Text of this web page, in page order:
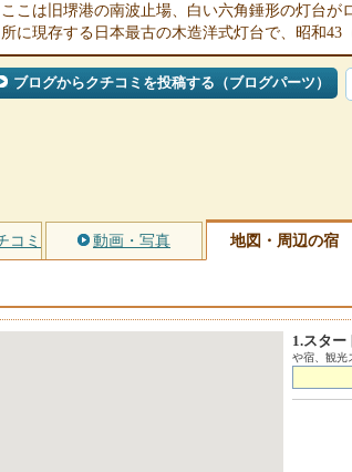
ここは旧堺港の南波止場、白い六角錘形の灯台が
所に現存する日本最古の木造洋式灯台で、昭和43
ブログからクチコミを投稿する（ブログパーツ）
コミ 動画・写真 地図・周辺の宿
1.スター
や宿、観光